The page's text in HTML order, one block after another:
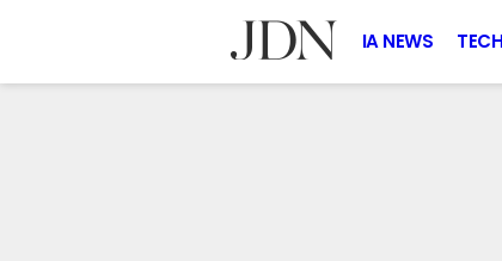
IA NEWS TECH